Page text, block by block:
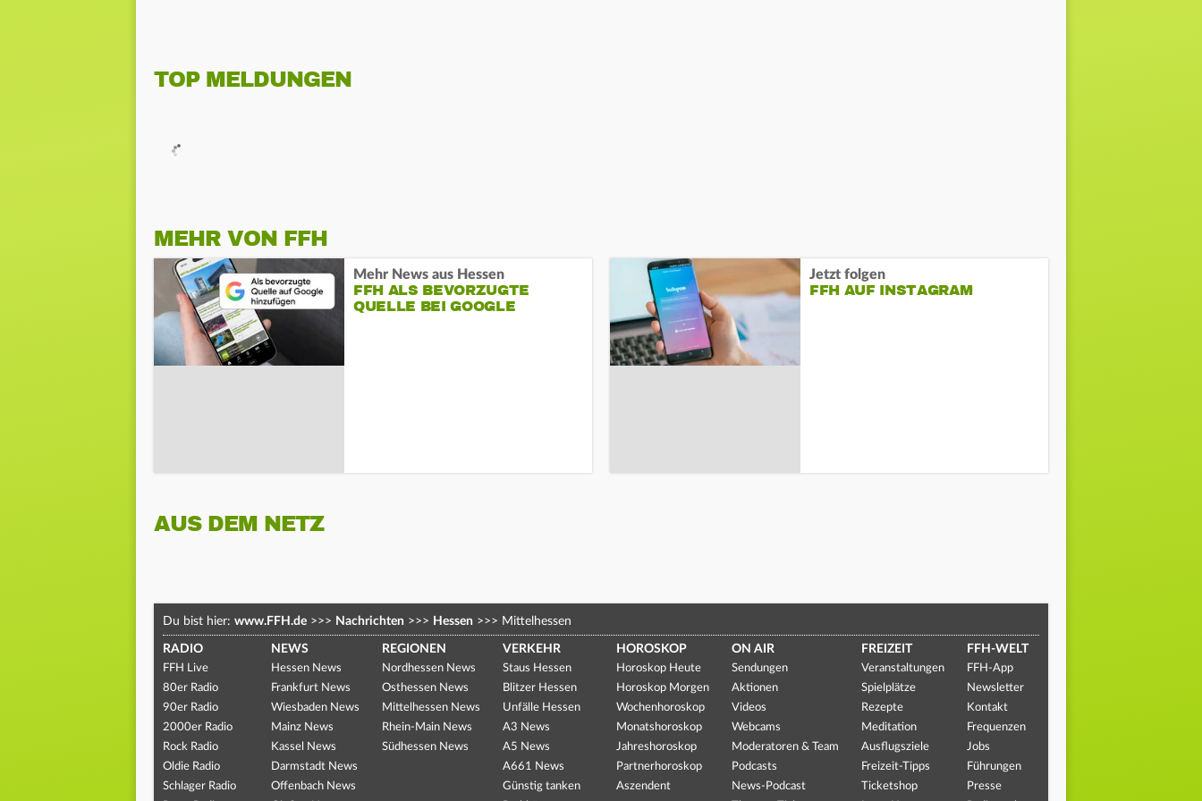
TOP MELDUNGEN
MEHR VON FFH
Mehr News aus Hessen
FFH ALS BEVORZUGTE
QUELLE BEI GOOGLE
Jetzt folgen
FFH AUF INSTAGRAM
AUS DEM NETZ
Du bist hier: www.FFH.de >>> Nachrichten >>> Hessen >>> Mittelhessen
RADIO
FFH Live
80er Radio
90er Radio
2000er Radio
Rock Radio
Oldie Radio
Schlager Radio
NEWS
Hessen News
Frankfurt News
Wiesbaden News
Mainz News
Kassel News
Darmstadt News
Offenbach News
REGIONEN
Nordhessen News
Osthessen News
Mittelhessen News
Rhein-Main News
Südhessen News
VERKEHR
Staus Hessen
Blitzer Hessen
Unfälle Hessen
A3 News
A5 News
A661 News
Günstig tanken
HOROSKOP
Horoskop Heute
Horoskop Morgen
Wochenhoroskop
Monatshoroskop
Jahreshoroskop
Partnerhoroskop
Aszendent
ON AIR
Sendungen
Aktionen
Videos
Webcams
Moderatoren & Team
Podcasts
News-Podcast
FREIZEIT
Veranstaltungen
Spielplätze
Rezepte
Meditation
Ausflugsziele
Freizeit-Tipps
Ticketshop
FFH-WELT
FFH-App
Newsletter
Kontakt
Frequenzen
Jobs
Führungen
Presse